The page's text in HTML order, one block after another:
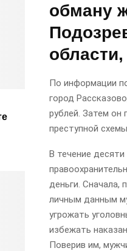
обману
По информации
город
рублей. Затем он
преступной
В течение
деньги. Сначала,
личным данным
угрожать
избежать
Поверив им,